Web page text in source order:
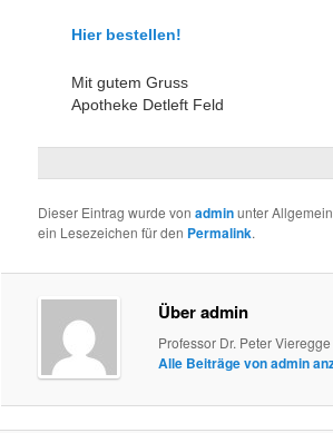
Hier bestellen!
Mit gutem Gruss
Apotheke Detleft Feld
Dieser Eintrag wurde vonadminunter
ein Lesezeichen für den Permalink.
Über admin
Professor Dr. Peter Vieregge
Alle Beiträge von admin